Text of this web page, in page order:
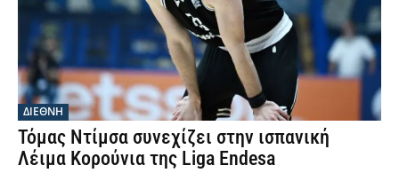
ΔΙΕΘΝΗ
Τόμας Ντίμσα συνεχίζει στην ισπανική
Λέιμα Κορούνια της Liga Endesa